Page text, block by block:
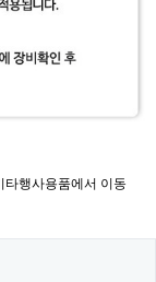
타행사용품에서 이동